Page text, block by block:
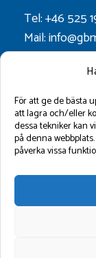
För att ge de bästa
att lagra och/eller
dessa tekniker kan
på denna
påverka vissa
Tel: +46 525
Mail:
Org.nr.